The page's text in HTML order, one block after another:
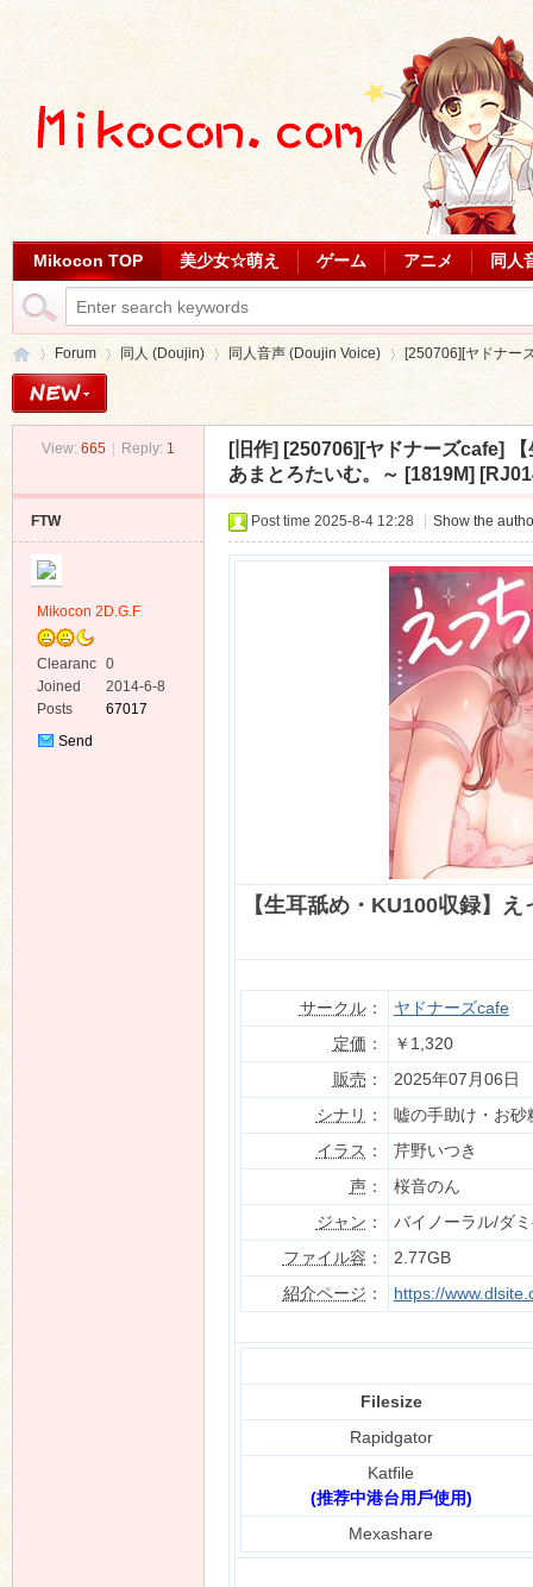
Mikocon TOP 美少女☆萌え ゲーム アニメ 同人
Forum
›
同人 (Doujin) 同人音声 (Doujin Voice)
›
[250706][ヤドナー
View: 665 Reply: 1 [旧作] [250706][ヤドナーズcafe]
あまとろたいむ。～ [1819M]
FTW
Mikocon 2D.G.F
Clearanc
e
0
Joined
2014-6-8
Posts
67017
Send
Post time 2025-8-4 12:28 Show the
【生耳舐め・KU100収録】
サークル：
ヤドナーズcafe
定価 ：
￥1,320
販売 ：
2025年07月06日
シナリ ：
嘘の手助け・お砂
イラス ：
芹野いつき
声：
桜音のん
ジャン ：
バイノーラル/ダ
ファイル容 ：
2.77GB
紹介ページ ： https://
Filesize
Rapidgator
Katfile
(推荐中港台用戶使用)
Mexashare